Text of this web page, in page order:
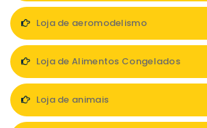
Loja de aeromodelismo
Loja de Alimentos Congelados
Loja de animais